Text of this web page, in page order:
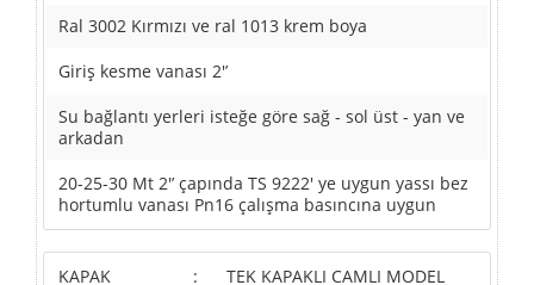
Ral 3002 Kırmızı ve ral 1013 krem boya
Giriş kesme vanası 2'’
Su bağlantı yerleri isteğe göre sağ - sol üst - yan ve
arkadan
20-25-30 Mt 2'’ çapında TS 9222' ye uygun yassı bez
hortumlu vanası Pn16 çalışma basıncına uygun
KAPAK :
TEK KAPAKLI CAMLI MODEL